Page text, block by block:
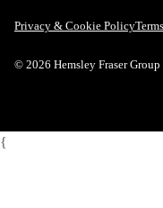
Privacy & Cookie Policy
© 2026 Hemsley Fraser
{